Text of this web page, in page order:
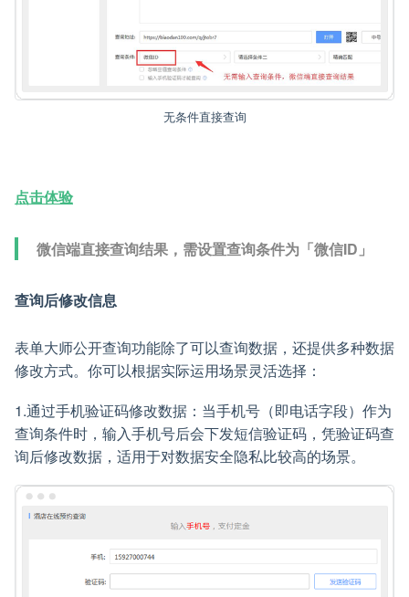
无条件直接查询
点击体验
微信端直接查询结果，需设置查询条件为「微信ID」
查询后修改信息
表单大师公开查询功能除了可以查询数据，还提供多种数据
修改方式。你可以根据实际运用场景灵活选择：
1.通过手机验证码修改数据：当手机号（即电话字段）作为
查询条件时，输入手机号后会下发短信验证码，凭验证码查
询后修改数据，适用于对数据安全隐私比较高的场景。